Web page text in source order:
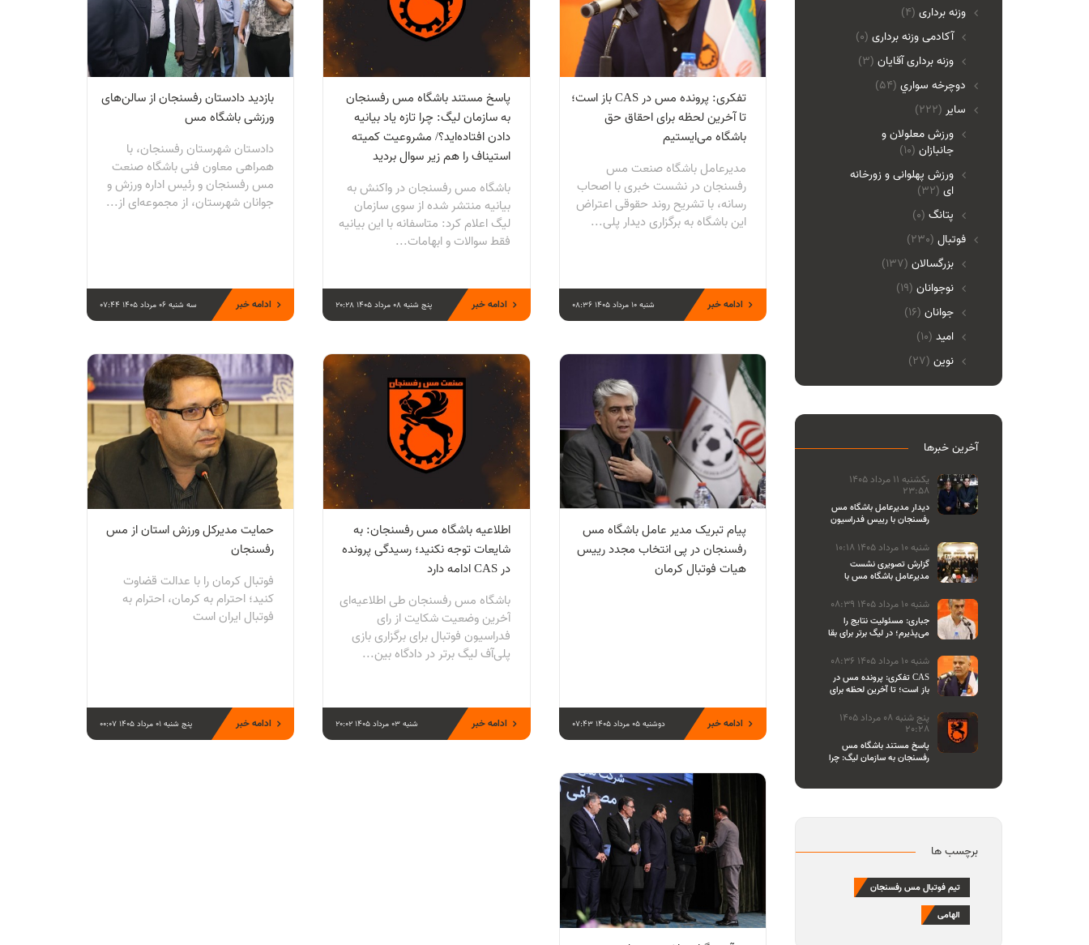
تفکری: پرونده مس در CAS باز است؛
تا آخرین لحظه برای احقاق حق
باشگاه می‌ایستیم
مدیرعامل باشگاه صنعت مس
رفسنجان در نشست خبری با اصحاب
رسانه، با تشریح روند حقوقی اعتراض
این باشگاه به برگزاری دیدار پلی‌...
شنبه 10 مرداد 1405 08:36 ادامه خبر
پاسخ مستند باشگاه مس رفسنجان
به سازمان لیگ: چرا تازه یاد بیانیه
دادن افتاده‌اید؟/ مشروعیت کمیته
استیناف را هم زیر سوال بردید
باشگاه مس رفسنجان در واکنش به
بیانیه منتشر شده از سوی سازمان
لیگ اعلام کرد: متاسفانه با این بیانیه
فقط سوالات و ابهامات...
پنج شنبه 08 مرداد 1405 20:28 ادامه خبر
بازدید دادستان رفسنجان از سالن‌های
ورزشی باشگاه مس
دادستان شهرستان رفسنجان، با
همراهی معاون فنی باشگاه صنعت
مس رفسنجان و رئیس اداره ورزش و
جوانان شهرستان، از مجموعه‌ای از...
سه شنبه 06 مرداد 1405 07:44 ادامه خبر
پیام تبریک مدیر عامل باشگاه مس
رفسنجان در پی انتخاب مجدد رییس
هیات فوتبال کرمان
دوشنبه 05 مرداد 1405 07:43 ادامه خبر
اطلاعیه باشگاه مس رفسنجان: به
شایعات توجه نکنید؛ رسیدگی پرونده
در CAS ادامه دارد
باشگاه مس رفسنجان طی اطلاعیه‌ای
آخرین وضعیت شکایت از رای
فدراسیون فوتبال برای برگزاری بازی
پلی‌آف لیگ برتر در دادگاه بین...
شنبه 03 مرداد 1405 20:02 ادامه خبر
حمایت مدیرکل ورزش استان از مس
رفسنجان
فوتبال کرمان را با عدالت قضاوت
کنید؛ احترام به کرمان، احترام به
فوتبال ایران است
پنج شنبه 01 مرداد 1405 00:07 ادامه خبر
(4) وزنه برداری
آکادمی وزنه برداری (0)
وزنه برداری آقایان (3)
(54) دوچرخه سواري
(222) ساير
ورزش معلولان و
جانبازان (10)
ورزش پهلوانی و زورخانه
ای (32)
پتانگ (0)
(230) فوتبال
بزرگسالان (137)
نوجوانان (19)
جوانان (16)
امید (10)
نوین (27)
آخرین خبرها
یکشنبه 11 مرداد 1405
23:58
دیدار مدیرعامل باشگاه مس
رفسنجان با رییس فدراسیون
شنبه 10 مرداد 1405 10:18
گزارش تصویری نشست
مدیرعامل باشگاه مس با
شنبه 10 مرداد 1405 08:39
جباری: مسئولیت نتایج را
می‌پذیرم؛ در لیگ برتر برای بقا
می‌جنگیم
شنبه 10 مرداد 1405 08:36
تفکری: پرونده مس در CAS
باز است؛ تا آخرین لحظه برای
پنج شنبه 08 مرداد 1405
20:28
پاسخ مستند باشگاه مس
رفسنجان به سازمان لیگ: چرا
برچسب ها
تیم فوتبال مس رفسنجان
الهامی